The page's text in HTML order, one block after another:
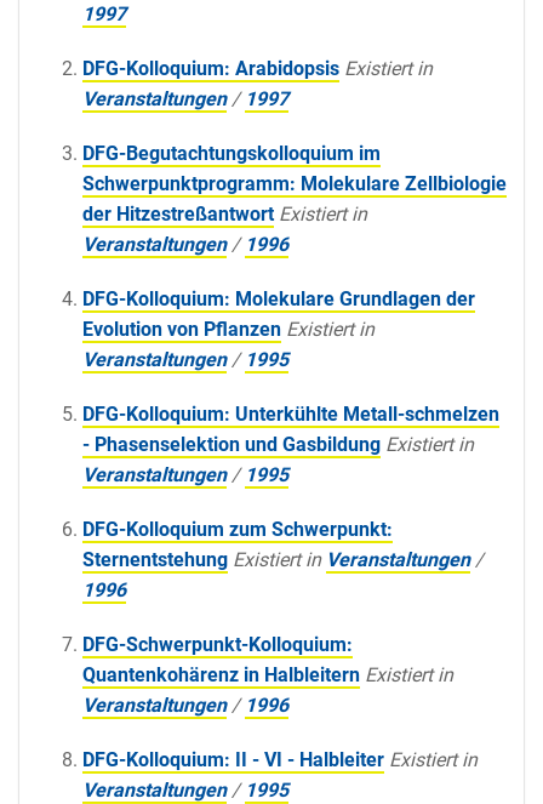
1997
DFG-Kolloquium: Arabidopsis Existiert in
Veranstaltungen / 1997
DFG-Begutachtungskolloquium im
Schwerpunktprogramm: Molekulare Zellbiologie
der Hitzestreßantwort Existiert in
Veranstaltungen / 1996
DFG-Kolloquium: Molekulare Grundlagen der
Evolution von Pflanzen Existiert in
Veranstaltungen / 1995
DFG-Kolloquium: Unterkühlte Metall-schmelzen
- Phasenselektion und Gasbildung Existiert in
Veranstaltungen / 1995
DFG-Kolloquium zum Schwerpunkt:
Sternentstehung Existiert in Veranstaltungen /
1996
DFG-Schwerpunkt-Kolloquium:
Quantenkohärenz in Halbleitern Existiert in
Veranstaltungen / 1996
DFG-Kolloquium: II - VI - Halbleiter Existiert in
Veranstaltungen / 1995